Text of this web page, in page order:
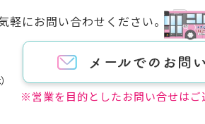
軽にお問い合わせください。
※営業を目的としたお問い合せは